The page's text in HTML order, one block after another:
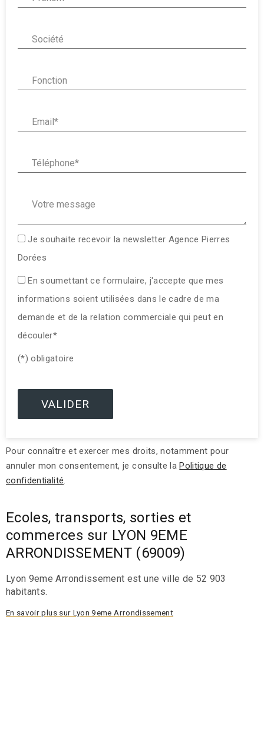
Je souhaite recevoir la newsletter Agence Pierres
Dorées
En soumettant ce formulaire, j'accepte que mes
informations soient utilisées dans le cadre de ma
demande et de la relation commerciale qui peut en
découler*
(*) obligatoire
Pour connaître et exercer mes droits, notamment pour
annuler mon consentement, je consulte la Politique de
confidentialité.
Ecoles, transports, sorties et
commerces sur LYON 9EME
ARRONDISSEMENT (69009)
Lyon 9eme Arrondissement est une ville de 52 903
habitants.
En savoir plus sur Lyon 9eme Arrondissement